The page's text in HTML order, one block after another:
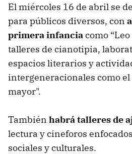
El miércoles 16 de abril se
para públicos diversos, con
primera infanciacomo
talleres de cianotipia,
espacios literarios y
intergeneracionales como el
mayor".
También habrá talleres de
lectura y cineforos
sociales y culturales.